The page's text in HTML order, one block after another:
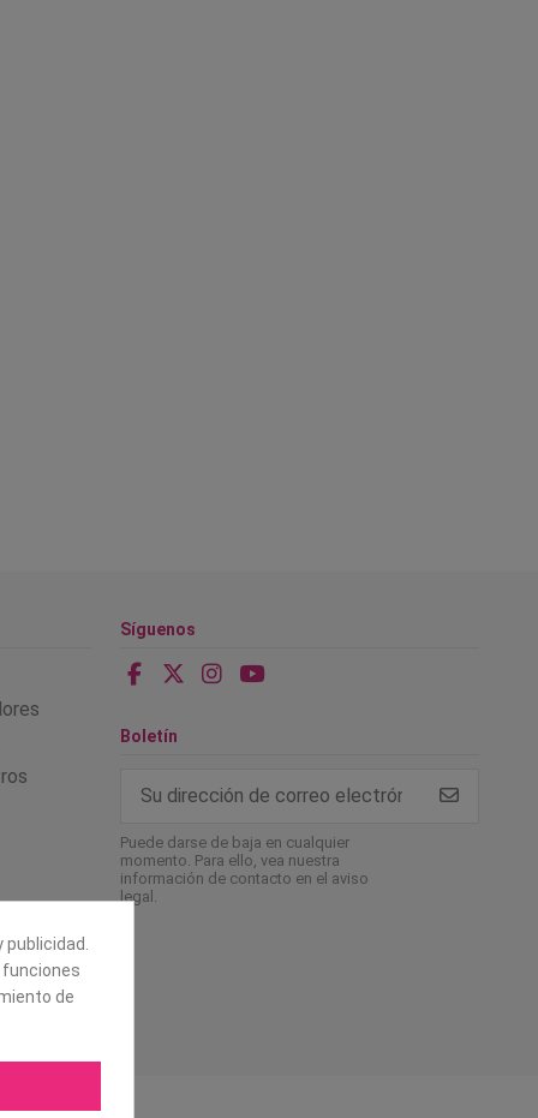
Síguenos
Boletín
Puede darse de baja en cualquier
momento. Para ello, vea nuestra
información de contacto en el aviso
legal.
publicidad.
de